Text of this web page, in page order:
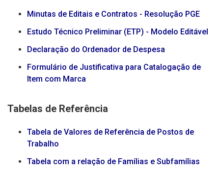
Minutas de Editais e Contratos - Resolução PGE
Estudo Técnico Preliminar (ETP) - Modelo Editável
Declaração do Ordenador de Despesa
Formulário de Justificativa para Catalogação de
Item com Marca
Tabelas de Referência
Tabela de Valores de Referência de Postos de
Trabalho
Tabela com a relação de Famílias e Subfamílias